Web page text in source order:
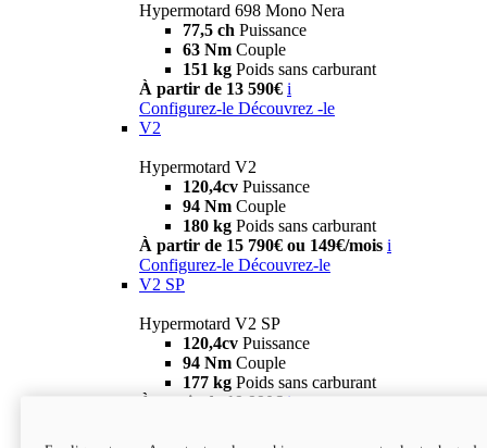
Hypermotard 698 Mono Nera
77,5 ch Puissance
63 Nm Couple
151 kg Poids sans carburant
À partir de 13 590€ i
Configurez-le Découvrez -le
V2
Hypermotard V2
120,4cv Puissance
94 Nm Couple
180 kg Poids sans carburant
À partir de 15 790€ ou 149€/mois i
Configurez-le Découvrez-le
V2 SP
Hypermotard V2 SP
120,4cv Puissance
94 Nm Couple
177 kg Poids sans carburant
À partir de 19 990€ i
new
V2 SP 100